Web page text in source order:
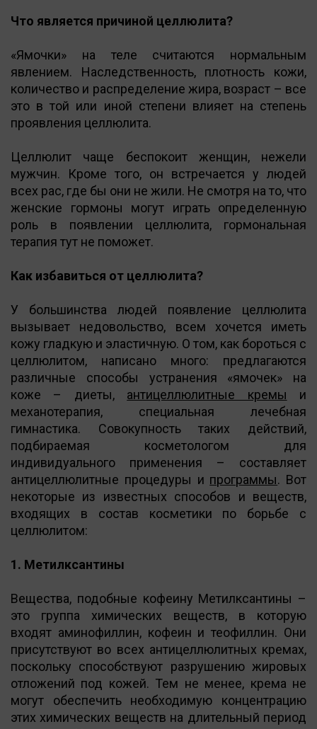
Что является причиной целлюлита?
«Ямочки» на теле считаются нормальным
явлением. Наследственность, плотность кожи,
количество и распределение жира, возраст – все
это в той или иной степени влияет на степень
проявления целлюлита.
Целлюлит чаще беспокоит женщин, нежели
мужчин. Кроме того, он встречается у людей
всех рас, где бы они не жили. Не смотря на то, что
женские гормоны могут играть определенную
роль в появлении целлюлита, гормональная
терапия тут не поможет.
Как избавиться от целлюлита?
У большинства людей появление целлюлита
вызывает недовольство, всем хочется иметь
кожу гладкую и эластичную. О том, как бороться с
целлюлитом, написано много: предлагаются
различные способы устранения «ямочек» на
коже – диеты, антицеллюлитные кремы и
механотерапия, специальная лечебная
гимнастика. Совокупность таких действий,
подбираемая косметологом для
индивидуального применения – составляет
антицеллюлитные процедуры и программы. Вот
некоторые из известных способов и веществ,
входящих в состав косметики по борьбе с
целлюлитом:
1. Метилксантины
Вещества, подобные кофеину Метилксантины –
это группа химических веществ, в которую
входят аминофиллин, кофеин и теофиллин. Они
присутствуют во всех антицеллюлитных кремах,
поскольку способствуют разрушению жировых
отложений под кожей. Тем не менее, крема не
могут обеспечить необходимую концентрацию
этих химических веществ на длительный период